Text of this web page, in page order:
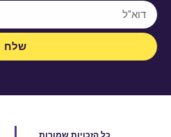
שלח
כל הזכויות שמורות